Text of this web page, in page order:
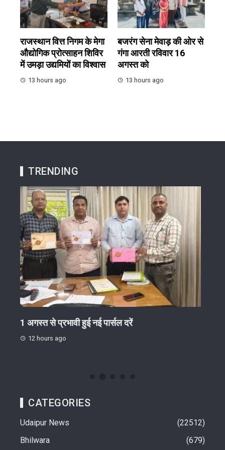
राजस्थान वित्त निगम के मेगा
औद्योगिक प्रोत्साहन शिविर
में उमड़ा उद्यमियों का विश्वास
13 hours ago
बजरंग सेना मेवाड़ की ओर से
गंगा आरती रविवार 16
अगस्त को
13 hours ago
TRENDING
1 अगस्त से प्रभावी हुई नई पार्सल दरें
12 hours ago
CATEGORIES
Udaipur News
22512
Bhilwara
679